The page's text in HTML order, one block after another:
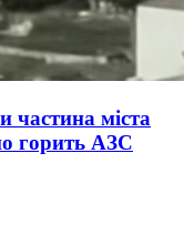
частина міста
горить АЗС